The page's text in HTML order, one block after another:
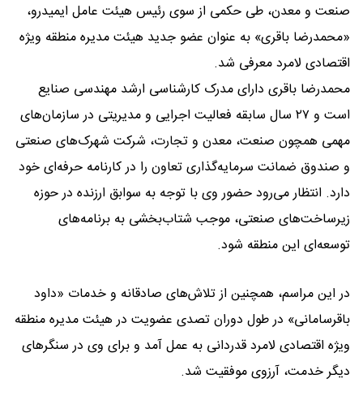
صنعت و معدن، طی حکمی از سوی رئیس هیئت عامل ایمیدرو،
«محمدرضا باقری» به عنوان عضو جدید هیئت مدیره منطقه ویژه
اقتصادی لامرد معرفی شد.
محمدرضا باقری دارای مدرک کارشناسی ارشد مهندسی صنایع
است و ۲۷ سال سابقه فعالیت اجرایی و مدیریتی در سازمان‌های
مهمی همچون صنعت، معدن و تجارت، شرکت شهرک‌های صنعتی
و صندوق ضمانت سرمایه‌گذاری تعاون را در کارنامه حرفه‌ای خود
دارد. انتظار می‌رود حضور وی با توجه به سوابق ارزنده در حوزه
زیرساخت‌های صنعتی، موجب شتاب‌بخشی به برنامه‌های
توسعه‌ای این منطقه شود.
در این مراسم، همچنین از تلاش‌های صادقانه و خدمات «داود
باقرسامانی» در طول دوران تصدی عضویت در هیئت مدیره منطقه
ویژه اقتصادی لامرد قدردانی به عمل آمد و برای وی در سنگرهای
دیگر خدمت، آرزوی موفقیت شد.